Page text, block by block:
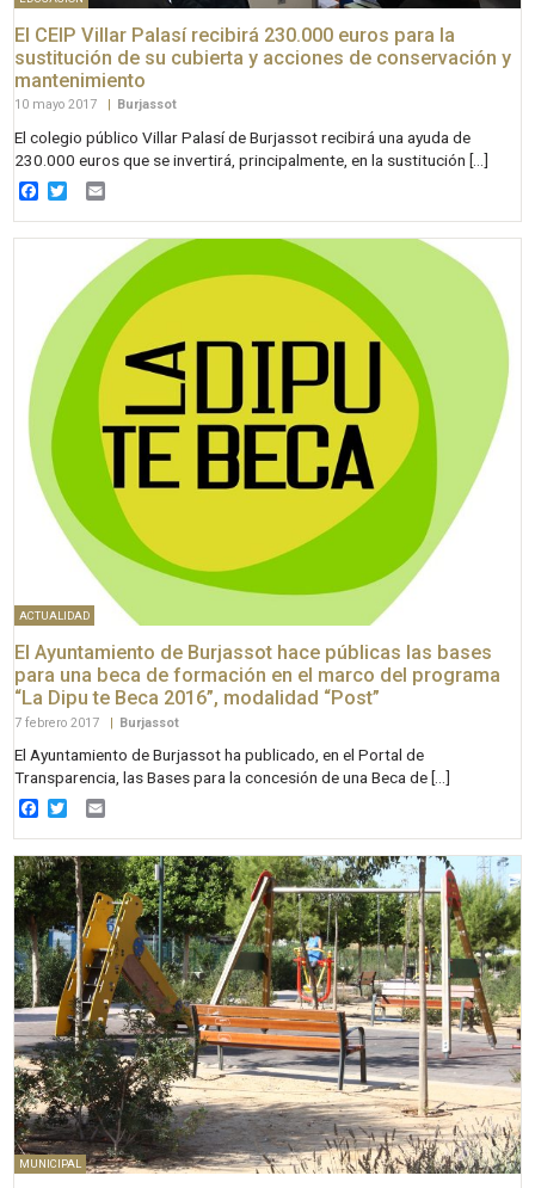
El CEIP Villar Palasí recibirá 230.000 euros para la
sustitución de su cubierta y acciones de conservación y
mantenimiento
10 mayo 2017 Burjassot
El colegio público Villar Palasí de Burjassot recibirá una ayuda de
230.000 euros que se invertirá, principalmente, en la sustitución […]
Facebook
Twitter
ACTUALIDAD
El Ayuntamiento de Burjassot hace públicas las bases
para una beca de formación en el marco del programa
“La Dipu te Beca 2016”, modalidad “Post”
7 febrero 2017 | Burjassot
El Ayuntamiento de Burjassot ha publicado, en el Portal de
Transparencia, las Bases para la concesión de una Beca de […]
Facebook
Twitter
MUNICIPAL